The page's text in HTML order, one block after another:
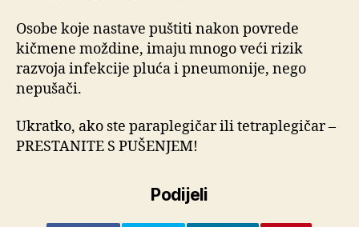
Osobe koje nastave puštiti nakon povrede
kičmene moždine, imaju mnogo veći rizik
razvoja infekcije pluća i pneumonije, nego
nepušači.
Ukratko, ako ste paraplegičar ili tetraplegičar –
PRESTANITE S PUŠENJEM!
Podijeli